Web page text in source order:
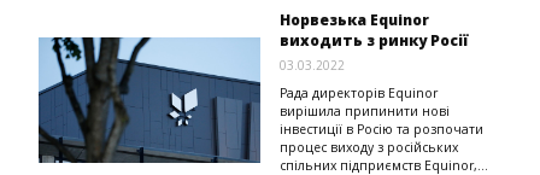
Норвезька Equinor
виходить з ринку Росії
03.03.2022
Рада директорів Equinor
вирішила припинити нові
інвестиції в Росію та розпочати
процес виходу з російських
спільних підприємств Equinor,...